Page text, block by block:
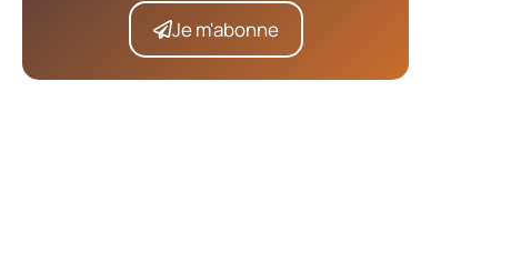
Je m'abonne